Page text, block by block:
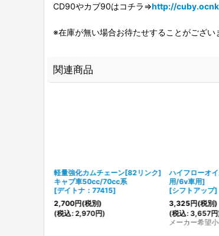
CD90やカブ90はコチラ⇒http://
※在庫が無い場合お待たせすることがござ
関連商品
軽量強化カムチェーン[82リンク]
キャブ車50cc/70cc系
[デイトナ：77415]
2,700円(税別)
(税込: 2,970円)
ハイフローオ
用/6v車用]
[シフトアップ]
3,325円(税別)
(税込: 3,657円
メーカー希望